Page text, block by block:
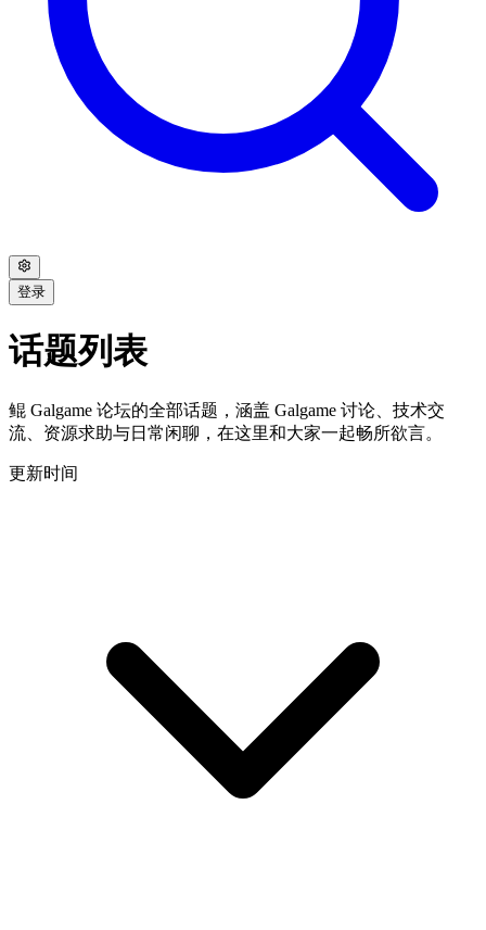
登录
话题列表
鲲 Galgame 论坛的全部话题，涵盖 Galgame 讨论、技术交
流、资源求助与日常闲聊，在这里和大家一起畅所欲言。
更新时间